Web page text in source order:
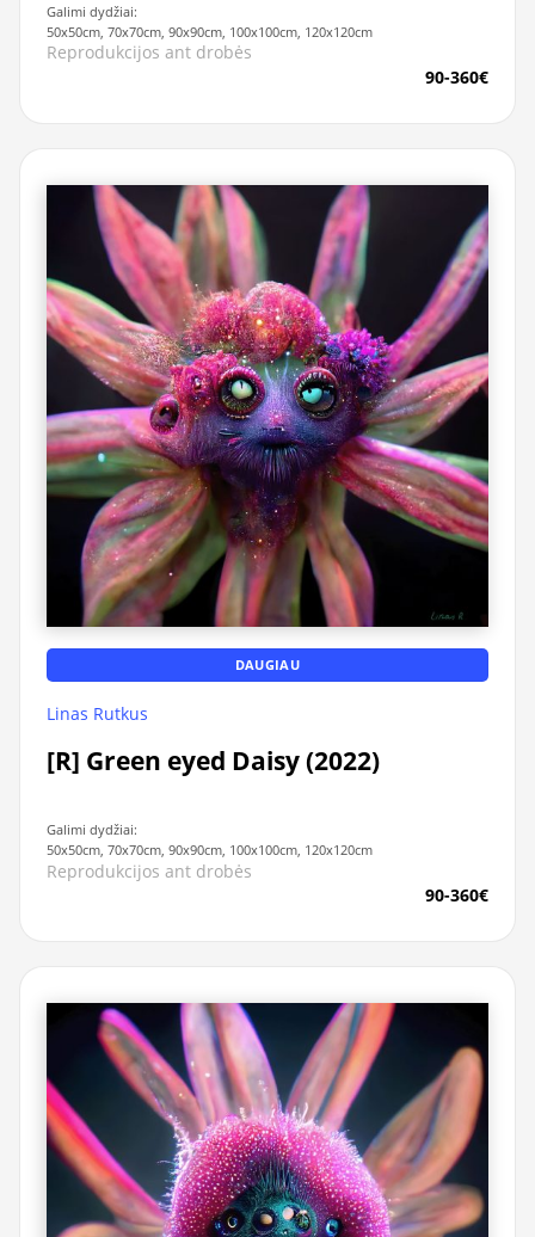
Galimi dydžiai:
50x50cm, 70x70cm, 90x90cm, 100x100cm, 120x120cm
Reprodukcijos ant drobės
90-360€
DAUGIAU
Linas Rutkus
[R] Green eyed Daisy (2022)
Galimi dydžiai:
50x50cm, 70x70cm, 90x90cm, 100x100cm, 120x120cm
Reprodukcijos ant drobės
90-360€